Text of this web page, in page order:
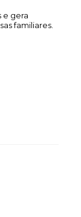
e gera
familiares.